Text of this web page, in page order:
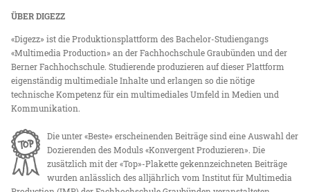
ÜBER DIGEZZ
«Digezz» ist die Produktionsplattform des Bachelor-Studiengangs
«Multimedia Production» an der Fachhochschule Graubünden und der
Berner Fachhochschule. Studierende produzieren auf dieser Plattform
eigenständig multimediale Inhalte und erlangen so die nötige
technische Kompetenz für ein multimediales Umfeld in Medien und
Kommunikation.
Die unter «Beste» erscheinenden Beiträge sind eine Auswahl der
Dozierenden des Moduls «Konvergent Produzieren». Die
zusätzlich mit der «Top»-Plakette gekennzeichneten Beiträge
wurden anlässlich des alljährlich vom Institut für Multimedia